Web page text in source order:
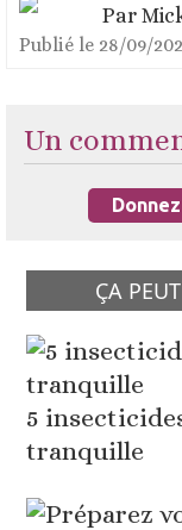
Par
Publié le 28/09/
Un
ÇA
5
tranquille